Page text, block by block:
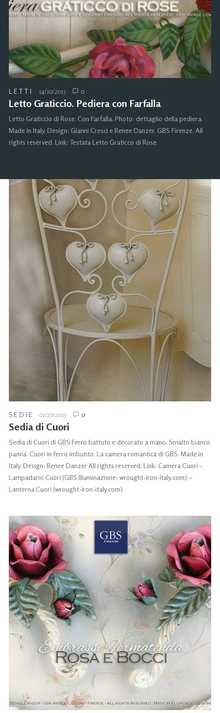
LETTI 14/10/2015 0
Letto Graticcio. Pediera con Farfalla
Letto Graticcio di Rose. Con Farfalla. Photo: dettaglio della pediera.
Made in Italy. Design: Gianni Cresci e Renee Danzer. GBS Firenze. All
rights reserved. Link: Testata Letto Graticco di Rose
SEDIE 01/10/2015 0
Sedia di Cuori
Sedia di Cuori di GBS Ferro battuto e decorato a mano. Smalto bianco
panna. Cuori in ferro imbutito. La camera romantica di GBS. Made in
Italy. Design: Renee Danzer All rights reserved. Link: Camera Cuori –
Lampadario Cuori (GBS Illuminazione: wrought-iron-italy.com) –
Lanterna Cuori (wrought-iron-italy.com)